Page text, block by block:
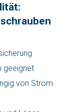
geeignet
von Strom